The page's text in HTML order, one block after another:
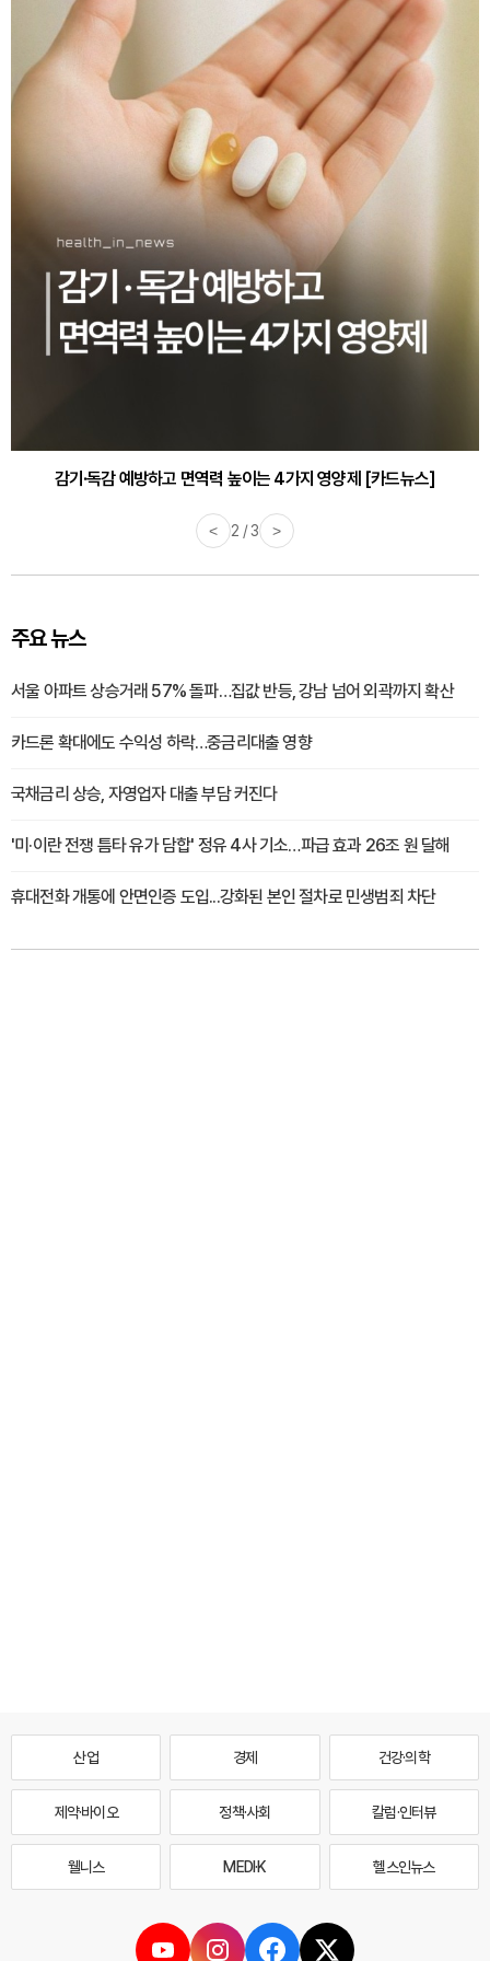
감기·독감 예방하고 면역력 높이는 4가지 영양제 [카드뉴스]
< 3 / 3 >
주요 뉴스
서울 아파트 상승거래 57% 돌파…집값 반등, 강남 넘어 외곽까지 확산
카드론 확대에도 수익성 하락…중금리대출 영향
국채금리 상승, 자영업자 대출 부담 커진다
'미·이란 전쟁 틈타 유가 담합' 정유 4사 기소…파급 효과 26조 원 달해
휴대전화 개통에 안면인증 도입...강화된 본인 절차로 민생범죄 차단
산업 경제 건강·의학
제약·바이오 정책·사회 칼럼·인터뷰
웰니스 MEDI·K 헬스인뉴스